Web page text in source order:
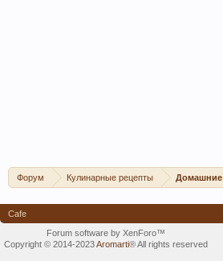
Форум Кулинарные рецепты Домашние
Cafe
Forum software by XenForo™
Copyright © 2014-2023Aromarti®All rights reserved